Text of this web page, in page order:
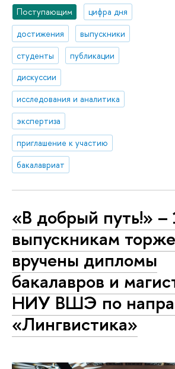
Поступающим
цифра дня
достижения
выпускники
студенты
публикации
дискуссии
исследования и аналитика
экспертиза
приглашение к участию
бакалавриат
«В добрый путь!» –
выпускникам
вручены дипломы
бакалавров и
НИУ ВШЭ по
«Лингвистика»